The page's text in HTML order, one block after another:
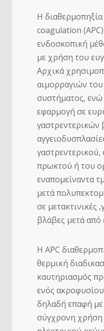
Η
coagulation (APC)
ενδοσκοπική
με χρήση του
Αρχικά
αιμορραγιών
συστήματος,
εφαρμογή σε
πρωκτού ή του
εναπομείναντα
μετά
σε μετακτινικές
βλάβες μετά από
Η APC
θερμική
καυτηριασμός
ενός
δηλαδή επαφή
σύγχρονη